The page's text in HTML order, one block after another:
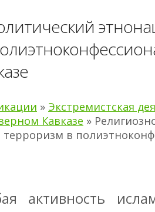
» Экстремистская
Кавказе »
в
активность